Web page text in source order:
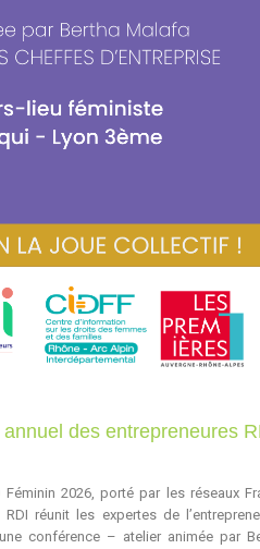
des entrepreneures
2026, porté par les réseaux
réunit les expertes de
conférence – atelier animée par